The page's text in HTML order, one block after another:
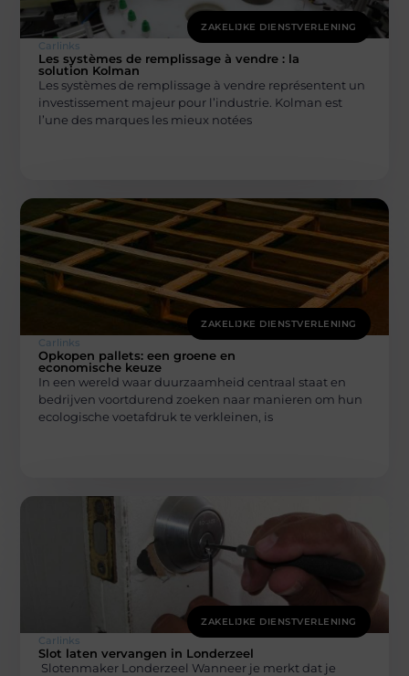
ZAKELIJKE DIENSTVERLENING
Carlinks
Les systèmes de remplissage à vendre : la
solution Kolman
Les systèmes de remplissage à vendre représentent un
investissement majeur pour l’industrie. Kolman est
l’une des marques les mieux notées
ZAKELIJKE DIENSTVERLENING
Carlinks
Opkopen pallets: een groene en
economische keuze
In een wereld waar duurzaamheid centraal staat en
bedrijven voortdurend zoeken naar manieren om hun
ecologische voetafdruk te verkleinen, is
ZAKELIJKE DIENSTVERLENING
Carlinks
Slot laten vervangen in Londerzeel
Slotenmaker Londerzeel Wanneer je merkt dat je